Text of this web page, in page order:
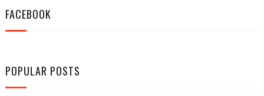
FACEBOOK
POPULAR POSTS